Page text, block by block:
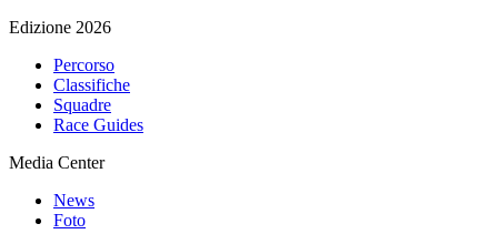
Edizione 2026
Percorso
Classifiche
Squadre
Race Guides
Media Center
News
Foto